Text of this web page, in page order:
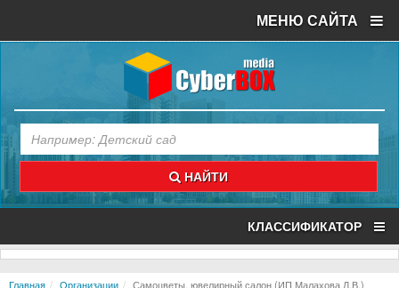
МЕНЮ САЙТА
НАЙТИ
КЛАССИФИКАТОР
Главная Организации Самоцветы, ювелирный салон (ИП Малахова Л.В.)